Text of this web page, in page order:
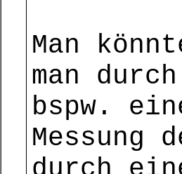
Man
man
bspw.
Messung